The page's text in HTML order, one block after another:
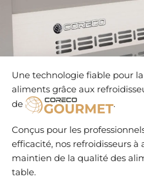
Une technologie fiable pour
aliments grâce aux
de
.
Conçus pour les
efficacité, nos refroidisseurs à
maintien de la qualité des
table.